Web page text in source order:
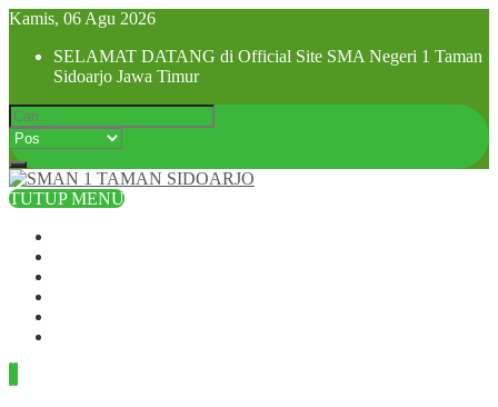
Kamis, 06 Agu 2026
SELAMAT DATANG di Official Site SMA Negeri 1 Taman
Sidoarjo Jawa Timur
TUTUP MENU